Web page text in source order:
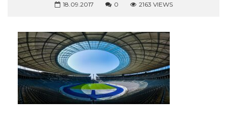
18.09.2017 0 2163 VIEWS